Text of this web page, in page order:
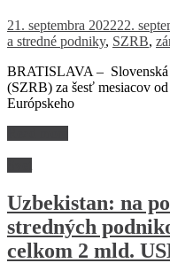
21. septembra 202222.
a stredné podniky, SZRB,
BRATISLAVA – Slovenská
(SZRB) za šesť mesiacov
Európskeho
Uzbekistan: na
stredných
celkom 2 mld.